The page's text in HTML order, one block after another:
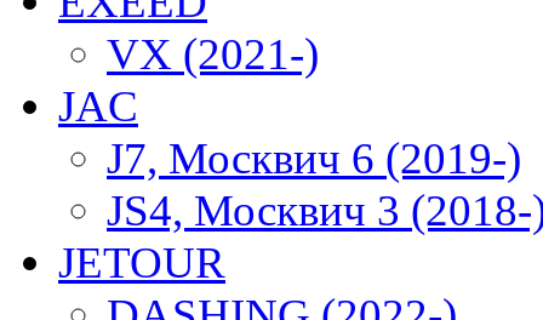
VX (2021-)
JAC
J7, Москвич 6 (2019-)
JS4, Москвич 3 (2018-
JETOUR